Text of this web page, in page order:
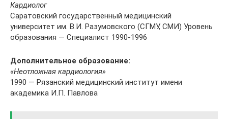
Кардиолог
Саратовский государственный медицинский
университет им. В.И. Разумовского (СГМУ, СМИ) Уровень
образования — Специалист 1990-1996
Дополнительное образование:
«Неотложная кардиология»
1990 — Рязанский медицинский институт имени
академика И.П. Павлова